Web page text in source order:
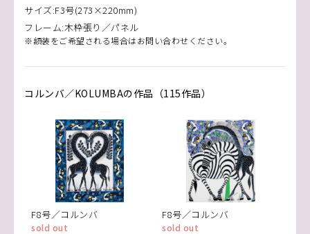
サイズ:F3号(273×220mm)
フレーム:木枠張り／パネル
※額装をご希望される場合はお問い合わせください。
コルンバ／KOLUMBAの作品（115作品）
F8号／コルンバ
sold out
F8号／コルンバ
sold out